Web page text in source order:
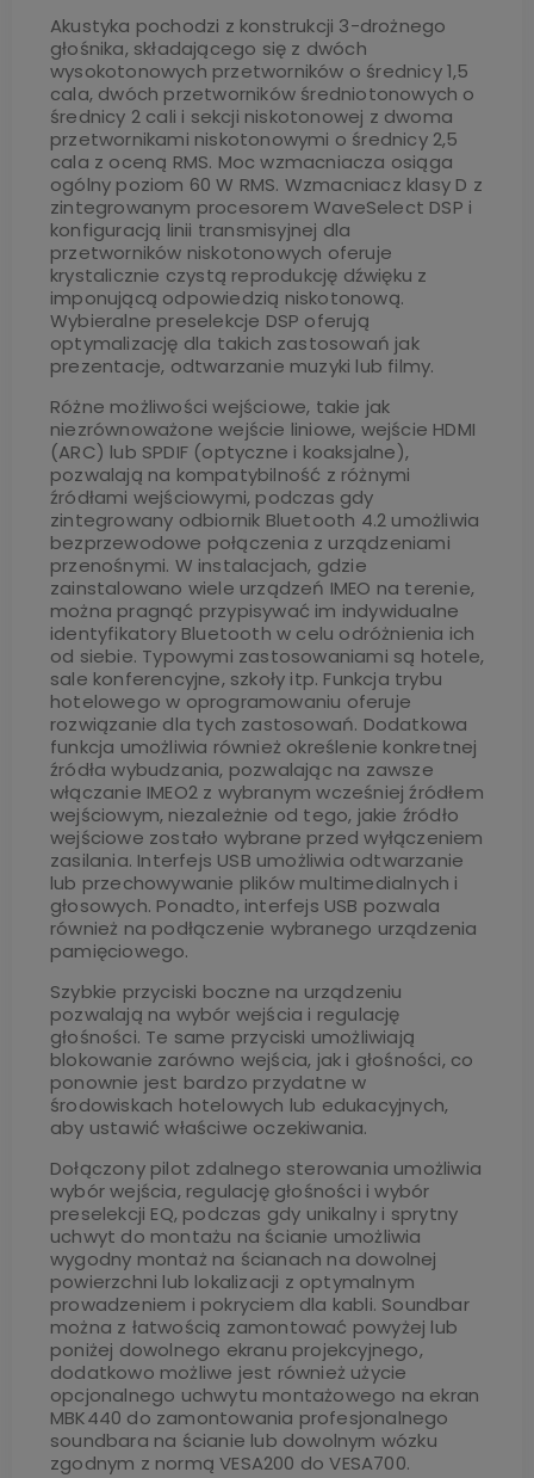
Akustyka pochodzi z konstrukcji 3-drożnego
głośnika, składającego się z dwóch
wysokotonowych przetworników o średnicy 1,5
cala, dwóch przetworników średniotonowych o
średnicy 2 cali i sekcji niskotonowej z dwoma
przetwornikami niskotonowymi o średnicy 2,5
cala z oceną RMS. Moc wzmacniacza osiąga
ogólny poziom 60 W RMS. Wzmacniacz klasy D z
zintegrowanym procesorem WaveSelect DSP i
konfiguracją linii transmisyjnej dla
przetworników niskotonowych oferuje
krystalicznie czystą reprodukcję dźwięku z
imponującą odpowiedzią niskotonową.
Wybieralne preselekcje DSP oferują
optymalizację dla takich zastosowań jak
prezentacje, odtwarzanie muzyki lub filmy.
Różne możliwości wejściowe, takie jak
niezrównoważone wejście liniowe, wejście HDMI
(ARC) lub SPDIF (optyczne i koaksjalne),
pozwalają na kompatybilność z różnymi
źródłami wejściowymi, podczas gdy
zintegrowany odbiornik Bluetooth 4.2 umożliwia
bezprzewodowe połączenia z urządzeniami
przenośnymi. W instalacjach, gdzie
zainstalowano wiele urządzeń IMEO na terenie,
można pragnąć przypisywać im indywidualne
identyfikatory Bluetooth w celu odróżnienia ich
od siebie. Typowymi zastosowaniami są hotele,
sale konferencyjne, szkoły itp. Funkcja trybu
hotelowego w oprogramowaniu oferuje
rozwiązanie dla tych zastosowań. Dodatkowa
funkcja umożliwia również określenie konkretnej
źródła wybudzania, pozwalając na zawsze
włączanie IMEO2 z wybranym wcześniej źródłem
wejściowym, niezależnie od tego, jakie źródło
wejściowe zostało wybrane przed wyłączeniem
zasilania. Interfejs USB umożliwia odtwarzanie
lub przechowywanie plików multimedialnych i
głosowych. Ponadto, interfejs USB pozwala
również na podłączenie wybranego urządzenia
pamięciowego.
Szybkie przyciski boczne na urządzeniu
pozwalają na wybór wejścia i regulację
głośności. Te same przyciski umożliwiają
blokowanie zarówno wejścia, jak i głośności, co
ponownie jest bardzo przydatne w
środowiskach hotelowych lub edukacyjnych,
aby ustawić właściwe oczekiwania.
Dołączony pilot zdalnego sterowania umożliwia
wybór wejścia, regulację głośności i wybór
preselekcji EQ, podczas gdy unikalny i sprytny
uchwyt do montażu na ścianie umożliwia
wygodny montaż na ścianach na dowolnej
powierzchni lub lokalizacji z optymalnym
prowadzeniem i pokryciem dla kabli. Soundbar
można z łatwością zamontować powyżej lub
poniżej dowolnego ekranu projekcyjnego,
dodatkowo możliwe jest również użycie
opcjonalnego uchwytu montażowego na ekran
MBK440 do zamontowania profesjonalnego
soundbara na ścianie lub dowolnym wózku
zgodnym z normą VESA200 do VESA700.